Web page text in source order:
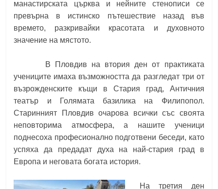
манастирската църква и нейните стенописи се
превърна в истинско пътешествие назад във
времето, разкривайки красотата и духовното
значение на мястото.
В Пловдив на втория ден от практиката
учениците имаха възможността да разгледат три от
възрожденските къщи в Стария град, Античния
театър и Голямата базилика на Филипопол.
Старинният Пловдив очарова всички със своята
неповторима атмосфера, а нашите ученици
поднесоха професионално подготвени беседи, като
успяха да предадат духа на най-стария град в
Европа и неговата богата история.
На третия ден